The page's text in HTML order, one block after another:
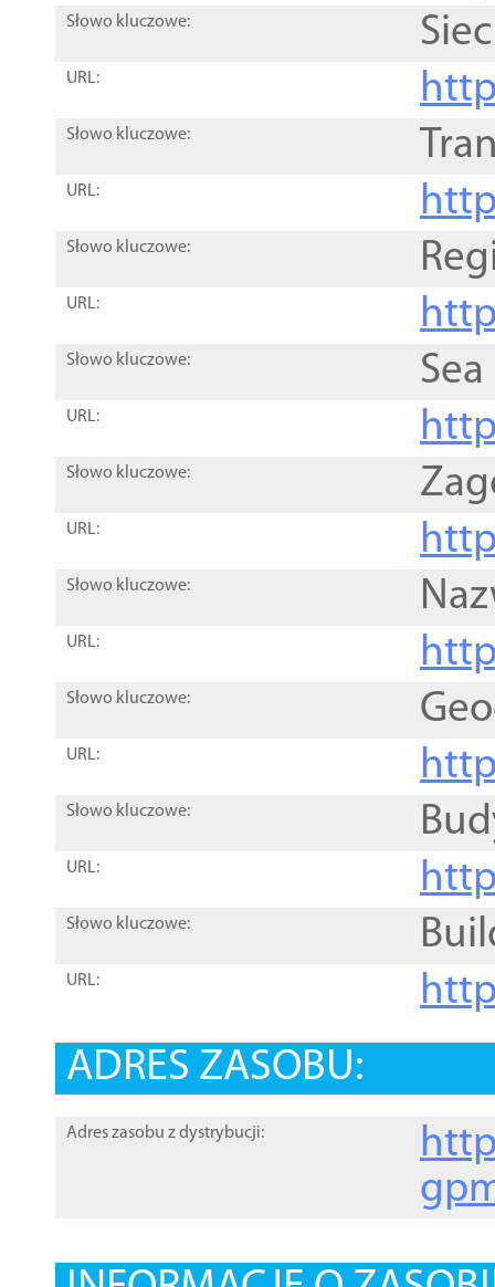
Słowo kluczowe:
URL:
Słowo kluczowe:
URL:
Słowo kluczowe:
URL:
Słowo kluczowe:
URL:
Słowo kluczowe:
URL:
Słowo kluczowe:
URL:
Słowo kluczowe:
URL:
Słowo kluczowe:
URL:
Słowo kluczowe:
URL:
ADRES ZASOBU:
Adres zasobu z dystrybucji: